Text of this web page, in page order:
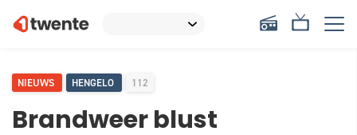
NIEUWS HENGELO 112
Brandweer blust